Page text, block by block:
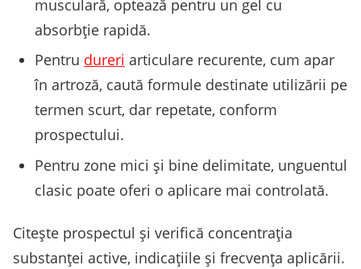
musculară, optează pentru un gel cu
absorbție rapidă.
Pentru dureri articulare recurente, cum apar
în artroză, caută formule destinate utilizării pe
termen scurt, dar repetate, conform
prospectului.
Pentru zone mici și bine delimitate, unguentul
clasic poate oferi o aplicare mai controlată.
Citește prospectul și verifică concentrația
substanței active, indicațiile și frecvența aplicării.